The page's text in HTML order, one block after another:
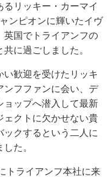
リッキー・カーマイ
ンピオンに輝いたイヴ
英国でトライアンフの
に過ごしました。
い歓迎を受けたリッキ
ンフファンに会い、デ
ョップへ潜入して最新
ェクトに欠かせない貴
クするという二人に
た。
トライアンフ本社に来